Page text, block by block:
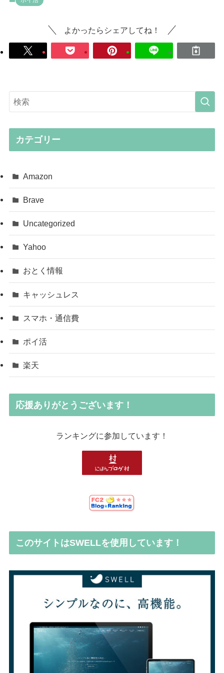
よかったらシェアしてね！
カテゴリー
Amazon
Brave
Uncategorized
Yahoo
おとく情報
キャッシュレス
スマホ・通信費
ポイ活
楽天
応援ありがとうございます！
ランキングに参加しています！
このサイトはSWELLを使用しています！